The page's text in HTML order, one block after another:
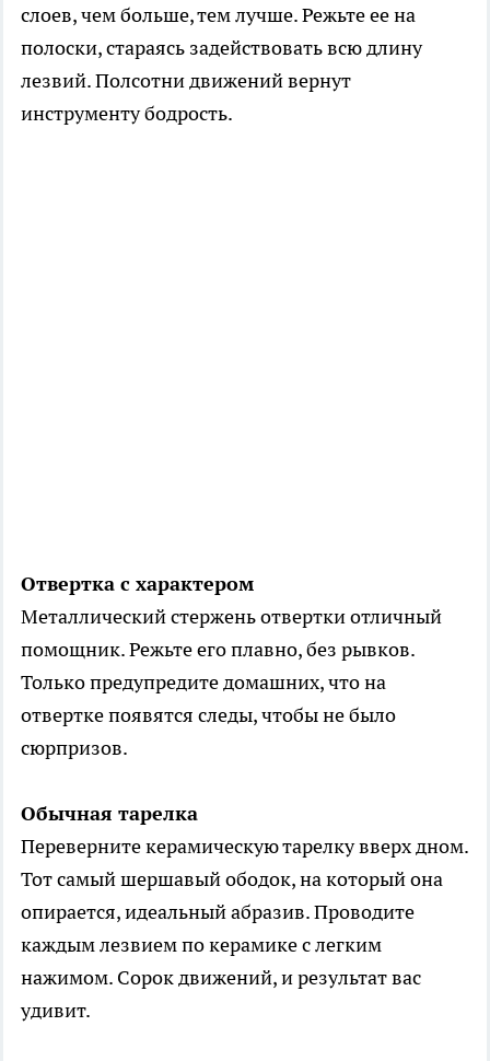
слоев, чем больше, тем лучше. Режьте ее на
полоски, стараясь задействовать всю длину
лезвий. Полсотни движений вернут
инструменту бодрость.
Отвертка с характером
Металлический стержень отвертки отличный
помощник. Режьте его плавно, без рывков.
Только предупредите домашних, что на
отвертке появятся следы, чтобы не было
сюрпризов.
Обычная тарелка
Переверните керамическую тарелку вверх дном.
Тот самый шершавый ободок, на который она
опирается, идеальный абразив. Проводите
каждым лезвием по керамике с легким
нажимом. Сорок движений, и результат вас
удивит.